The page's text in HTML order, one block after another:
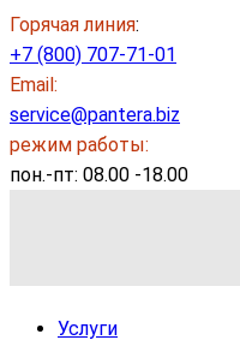
Горячая линия:
+7 (800) 707-71-01
Email:
service@pantera.biz
режим работы:
пон.-пт: 08.00 -18.00
Услуги